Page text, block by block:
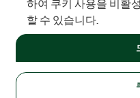
법적정보|IMPRINT|개인
©NATIONAL INSTRUMENTS
트㈜ | 주소: 서울특별시 영
파크원 타워1) | 대표자: 수
록번호: 214-81-91583 | 대
할 수 있습니다.